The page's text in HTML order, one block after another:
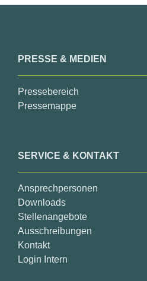
PRESSE & MEDIEN
Pressebereich
Pressemappe
SERVICE & KONTAKT
Ansprechpersonen
Downloads
Stellenangebote
Ausschreibungen
Kontakt
Login Intern